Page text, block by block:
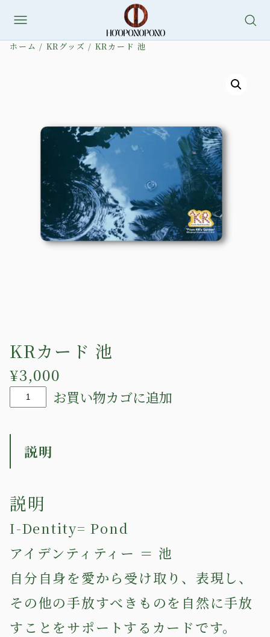
をホーム / KRグッズ / KRカード 池
KRカード 池
¥3,000
カ
池
個
お買い物カゴに追加
説明
説明
I-Dentity= Pond
アイデンティティー ＝ 池
自分自身を愛から受け取り、表現し、
その他の手放すべきものを自然に手放
すことをサポートするカードです。